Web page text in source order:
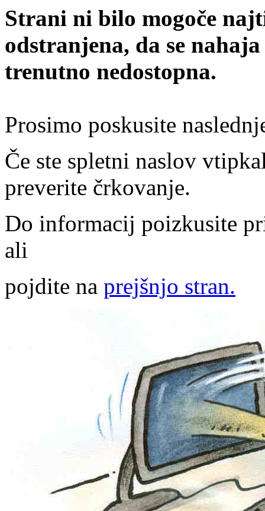
Strani ni bilo mogoče
odstranjena, da se
trenutno nedostopna.
Prosimo poskusite
Če ste spletni naslov
preverite črkovanje.
Do informacij poizkusite
ali
pojdite na prejšnjo stran.